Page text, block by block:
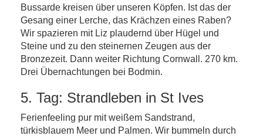
Bussarde kreisen über unseren Köpfen. Ist das der
Gesang einer Lerche, das Krächzen eines Raben?
Wir spazieren mit Liz plaudernd über Hügel und
Steine und zu den steinernen Zeugen aus der
Bronzezeit. Dann weiter Richtung Cornwall. 270 km.
Drei Übernachtungen bei Bodmin.
5. Tag: Strandleben in St Ives
Ferienfeeling pur mit weißem Sandstrand,
türkisblauem Meer und Palmen. Wir bummeln durch